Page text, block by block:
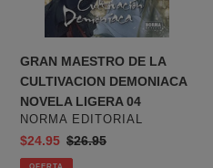
LIGERA
GRAN MAESTRO DE LA
CULTIVACION DEMONIACA
NOVELA LIGERA 04
PROVEEDOR
NORMA EDITORIAL
Precio
de
$24.95 Precio
habitual
$26.95